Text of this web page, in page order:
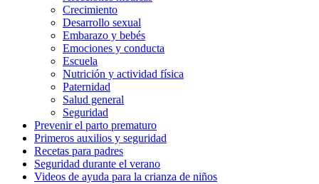
Crecimiento
Desarrollo sexual
Embarazo y bebés
Emociones y conducta
Escuela
Nutrición y actividad física
Paternidad
Salud general
Seguridad
Prevenir el parto prematuro
Primeros auxilios y seguridad
Recetas para padres
Seguridad durante el verano
Videos de ayuda para la crianza de niños